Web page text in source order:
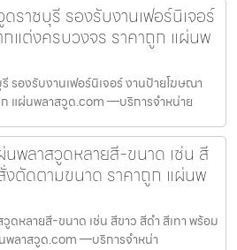
ราชบุรี รองรับงานเฟอร์นิเจอร์
แต่งครบวงจร ราคาถูก แผ่นพ
รองรับงานเฟอร์นิเจอร์ งานป้ายโฆษณา
แผ่นพลาสวูด.com —บริการจำหน่าย
พลาสวูดหลายสี-ขนาด เช่น สี
งตัดตามขนาด ราคาถูก แผ่นพ
หลายสี-ขนาด เช่น สีขาว สีดำ สีเทา พร้อม
พลาสวูด.com —บริการจำหน่า